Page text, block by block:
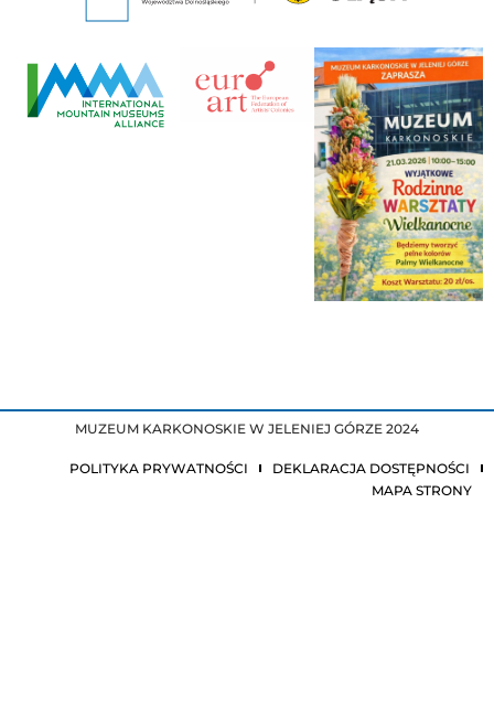
MUZEUM KARKONOSKIE W JELENIEJ GÓRZE 2024
POLITYKA PRYWATNOŚCI
DEKLARACJA DOSTĘPNOŚCI
MAPA STRONY